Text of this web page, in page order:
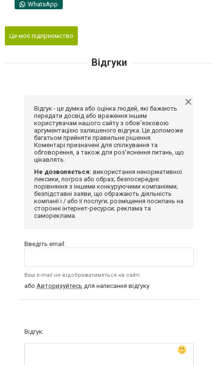
WhatsApp
Це моє підприємство
Відгуки
Відгук - це думка або оцінка людей, які бажають
передати досвід або враження іншим
користувачам нашого сайту з обов'язковою
аргументацією залишеного відгука. Це допоможе
багатьом прийняти правильне рішення.
Коментарі призначені для спілкування та
обговорення, а також для роз'яснення питань, що
цікавлять.
Не дозволяється: використання ненормативної
лексики, погроз або образ; безпосереднє
порівняння з іншими конкуруючими компаніями;
безпідставні заяви, що ображають діяльність
компанії і / або її послуги; розміщення посилань на
сторонні інтернет-ресурси; реклама та
самореклама.
Введіть email:
Ваш e-mail не відображатиметься на сайті
або Авторизуйтесь для написання відгуку
Відгук: